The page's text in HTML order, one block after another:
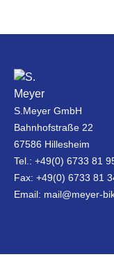
S.Meyer GmbH
Bahnhofstraße 22
67586 Hillesheim
Tel.: +49(0) 6733 81
Fax: +49(0) 6733 81
Email: mail@meyer-